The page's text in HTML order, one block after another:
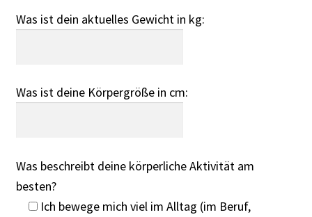
Was ist dein aktuelles Gewicht in kg:
Was ist deine Körpergröße in cm:
Was beschreibt deine körperliche Aktivität am
besten?
Ich bewege mich viel im Alltag (im Beruf,